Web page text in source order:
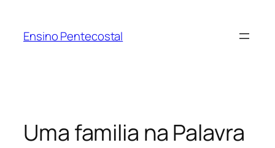
Ensino Pentecostal
Uma familia na Palavra